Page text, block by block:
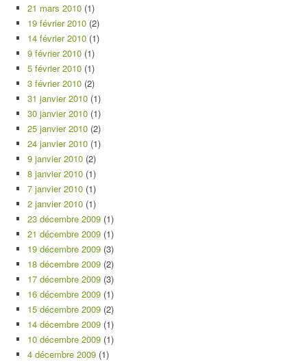
21 mars 2010 (1)
19 février 2010 (2)
14 février 2010 (1)
9 février 2010 (1)
5 février 2010 (1)
3 février 2010 (2)
31 janvier 2010 (1)
30 janvier 2010 (1)
25 janvier 2010 (2)
24 janvier 2010 (1)
9 janvier 2010 (2)
8 janvier 2010 (1)
7 janvier 2010 (1)
2 janvier 2010 (1)
23 décembre 2009 (1)
21 décembre 2009 (1)
19 décembre 2009 (3)
18 décembre 2009 (2)
17 décembre 2009 (3)
16 décembre 2009 (1)
15 décembre 2009 (2)
14 décembre 2009 (1)
10 décembre 2009 (1)
4 décembre 2009 (1)